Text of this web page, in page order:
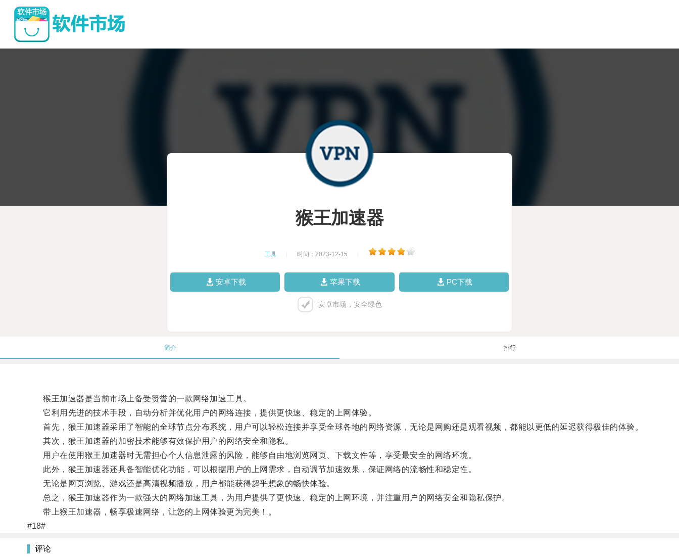
猴王加速器
工具 时间：2023-12-15
安卓下载 苹果下载 PC下载
安卓市场，安全绿色
简介 排行
猴王加速器是当前市场上备受赞誉的一款网络加速工具。
它利用先进的技术手段，自动分析并优化用户的网络连接，提供更快速、稳定的上网体验。
首先，猴王加速器采用了智能的全球节点分布系统，用户可以轻松连接并享受全球各地的网络资源，无论是网购还是观看视频，都能以更低的延迟获得极佳的体验。
其次，猴王加速器的加密技术能够有效保护用户的网络安全和隐私。
用户在使用猴王加速器时无需担心个人信息泄露的风险，能够自由地浏览网页、下载文件等，享受最安全的网络环境。
此外，猴王加速器还具备智能优化功能，可以根据用户的上网需求，自动调节加速效果，保证网络的流畅性和稳定性。
无论是网页浏览、游戏还是高清视频播放，用户都能获得超乎想象的畅快体验。
总之，猴王加速器作为一款强大的网络加速工具，为用户提供了更快速、稳定的上网环境，并注重用户的网络安全和隐私保护。
带上猴王加速器，畅享极速网络，让您的上网体验更为完美！。
#18#
评论